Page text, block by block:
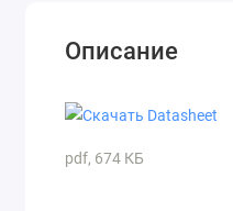
Описание
pdf, 674 КБ